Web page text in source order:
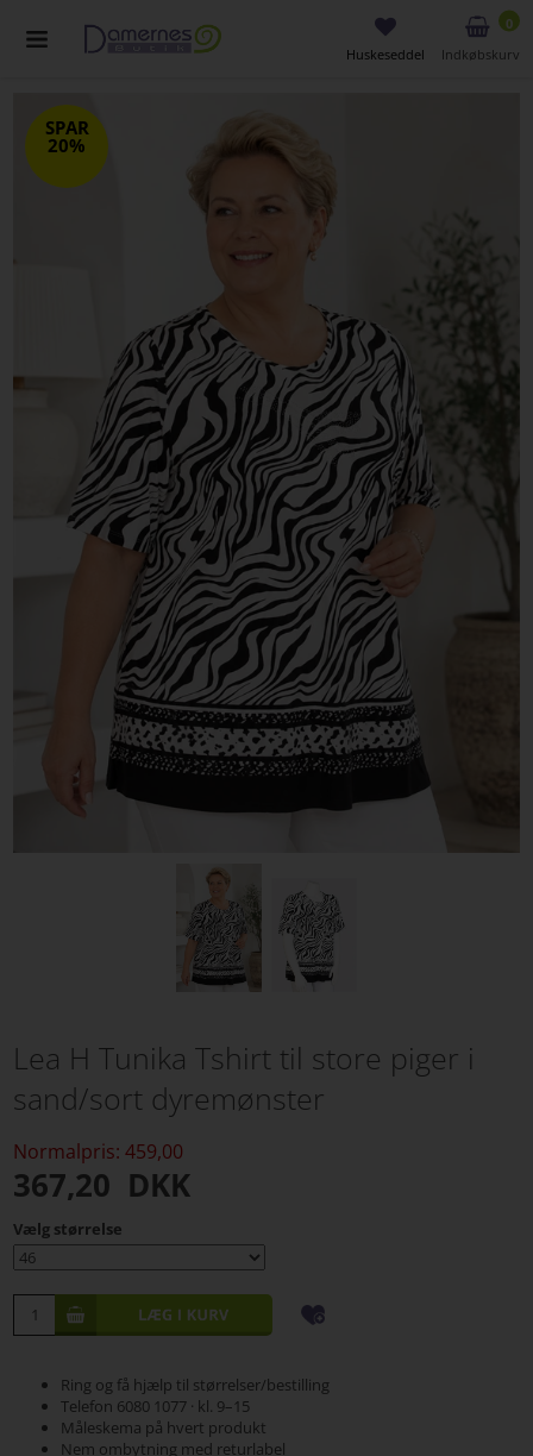
0
Indkøbskurv
Huskeseddel
SPAR
20%
Lea H Tunika Tshirt til store piger i
sand/sort dyremønster
Normalpris: 459,00
367,20 DKK
Vælg størrelse
Ring og få hjælp til størrelser/bestilling
Telefon 6080 1077 · kl. 9–15
Måleskema på hvert produkt
Nem ombytning med returlabel